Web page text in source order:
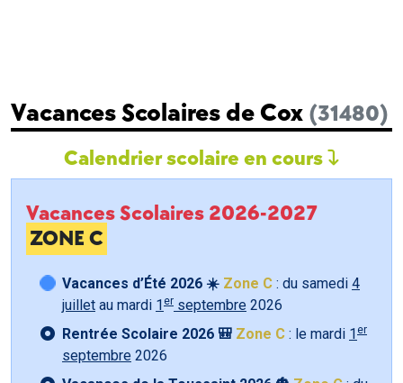
Vacances Scolaires de Cox (31480)
Calendrier scolaire en cours
Vacances Scolaires 2026-2027
ZONE C
Vacances d’Été 2026 ☀️ Zone C : du samedi 4
juillet au mardi 1 er septembre 2026
Rentrée Scolaire 2026 🎒 Zone C : le mardi 1 er
septembre 2026